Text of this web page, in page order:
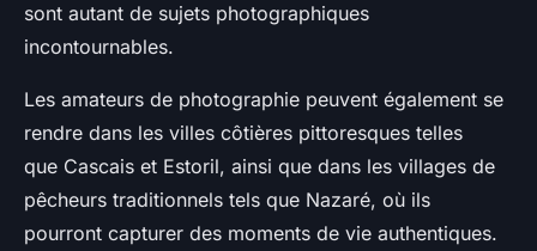
sont autant de sujets photographiques
incontournables.
Les amateurs de photographie peuvent également se
rendre dans les villes côtières pittoresques telles
que Cascais et Estoril, ainsi que dans les villages de
pêcheurs traditionnels tels que Nazaré, où ils
pourront capturer des moments de vie authentiques.